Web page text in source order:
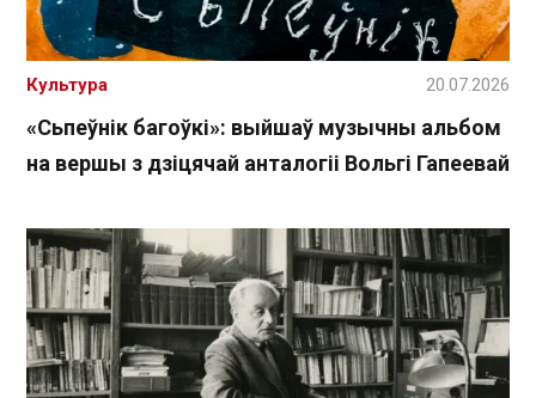
«Сьпеўнік багоўкі»: выйшаў музычны альбом
на вершы з дзіцячай анталогіі Вольгі Гапеевай
Культура 20.07.2026